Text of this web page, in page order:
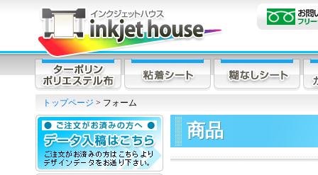
トップページ > フォーム
商品